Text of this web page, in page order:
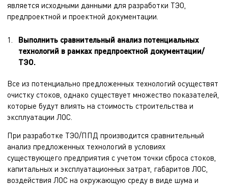
является исходными данными для разработки ТЭО
предпроектной и проектной документации.
Выполнить сравнительный анализ потенциальных
технологий в рамках предпроектной документации/
ТЭО.
Все из потенциально предложенных технологий осуществят
очистку стоков, однако существует множество показателей,
которые будут влиять на стоимость строительства и
эксплуатации ЛОС.
При разработке ТЭО/ППД производится сравнительный
анализ предложенных технологий в условиях
существующего предприятия с учетом точки сброса стоков,
капитальных и эксплуатационных затрат, габаритов ЛОС,
воздействия ЛОС на окружающую среду в виде шума и